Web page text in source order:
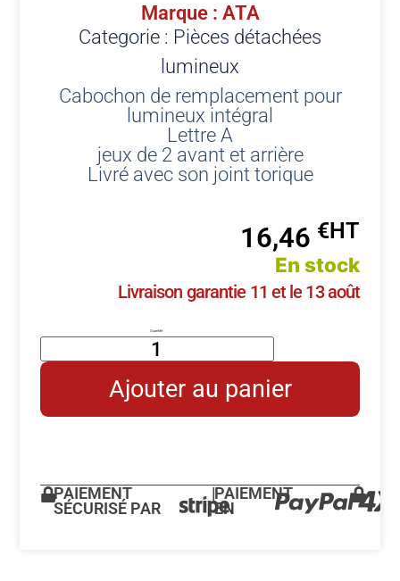
Marque : ATA
Categorie : Pièces détachées
lumineux
Cabochon de remplacement pour
lumineux intégral
Lettre A
jeux de 2 avant et arrière
Livré avec son joint torique
16,46€
En stock
Livraison garantie 11 et le 13 août
Ajouter au panier
PAIEMENT
SÉCURISÉ PAR
|PAIEMENT
EN